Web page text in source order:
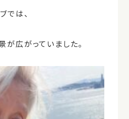
では、
が広がっていました。